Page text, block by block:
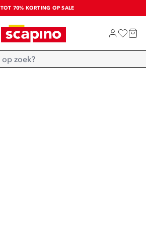
TOT 70% KORTING OP SALE
SALE: LAATSTE KANS!
SHOP NIEUW
Home